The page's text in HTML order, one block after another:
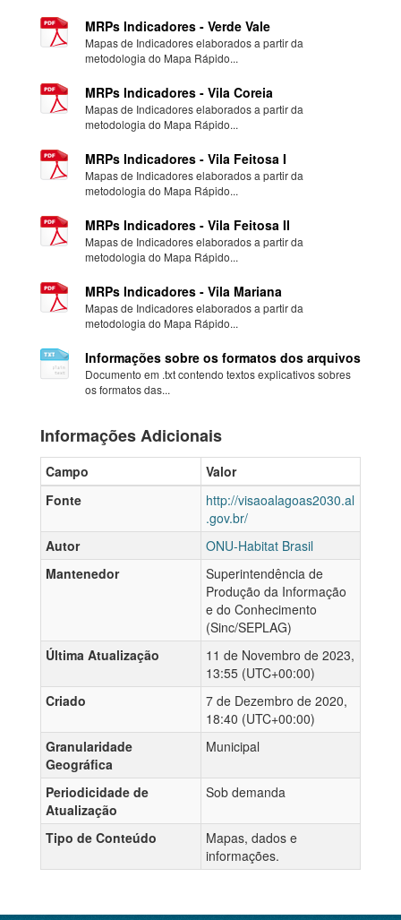
MRPs Indicadores - Verde Vale
Mapas de Indicadores elaborados a partir da
metodologia do Mapa Rápido...
MRPs Indicadores - Vila Coreia
Mapas de Indicadores elaborados a partir da
metodologia do Mapa Rápido...
MRPs Indicadores - Vila Feitosa I
Mapas de Indicadores elaborados a partir da
metodologia do Mapa Rápido...
MRPs Indicadores - Vila Feitosa II
Mapas de Indicadores elaborados a partir da
metodologia do Mapa Rápido...
MRPs Indicadores - Vila Mariana
Mapas de Indicadores elaborados a partir da
metodologia do Mapa Rápido...
Informações sobre os formatos dos arquivos
Documento em .txt contendo textos explicativos sobres
os formatos das...
Informações Adicionais
Campo
Valor
Fonte
http://visaoalagoas2030.al
.gov.br/
Autor
ONU-Habitat Brasil
Mantenedor
Superintendência de
Produção da Informação
e do Conhecimento
(Sinc/SEPLAG)
Última Atualização
11 de Novembro de 2023,
13:55 (UTC+00:00)
Criado
7 de Dezembro de 2020,
18:40 (UTC+00:00)
Granularidade
Geográfica
Municipal
Periodicidade de
Atualização
Sob demanda
Tipo de Conteúdo
Mapas, dados e
informações.